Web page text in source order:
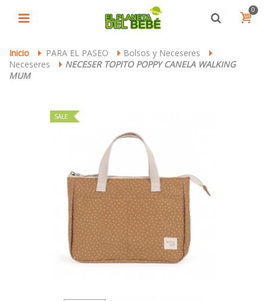
0
Inicio > PARA EL PASEO > Bolsos y Neceseres >
Neceseres > NECESER TOPITO POPPY CANELA WALKING
MUM
SALE